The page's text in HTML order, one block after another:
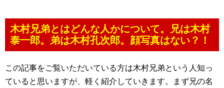
木村兄弟とはどんな人かについて。兄は木村
泰一郎。弟は木村孔次郎。顔写真はない？！
この記事をご覧いただいている方は木村兄弟という人知っ
ていると思いますが、軽く紹介していきます。まず兄の名